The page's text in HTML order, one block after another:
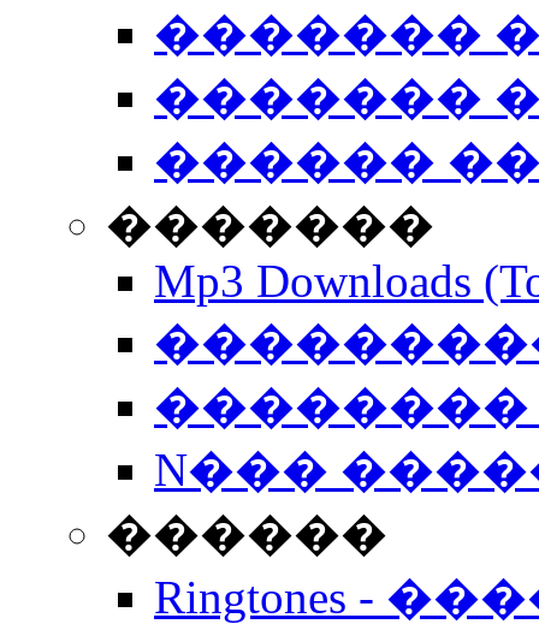
�������
�������
������
�������
Mp3 Downloads
��������
N���
������
Ringtones -